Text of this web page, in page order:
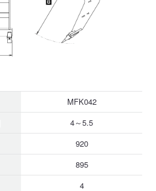
MFK042
4～5.5
920
895
4